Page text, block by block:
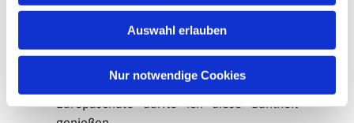
Auswahl erlauben
Nur notwendige Cookies
von Gottesdiensten unter dieser Vielfalt
von Erwartungen war immer eine
anspornende Herausforderung. Auch als
Deutschen Schule Brüssel bzw. an der
Europaschule durfte ich diese Buntheit